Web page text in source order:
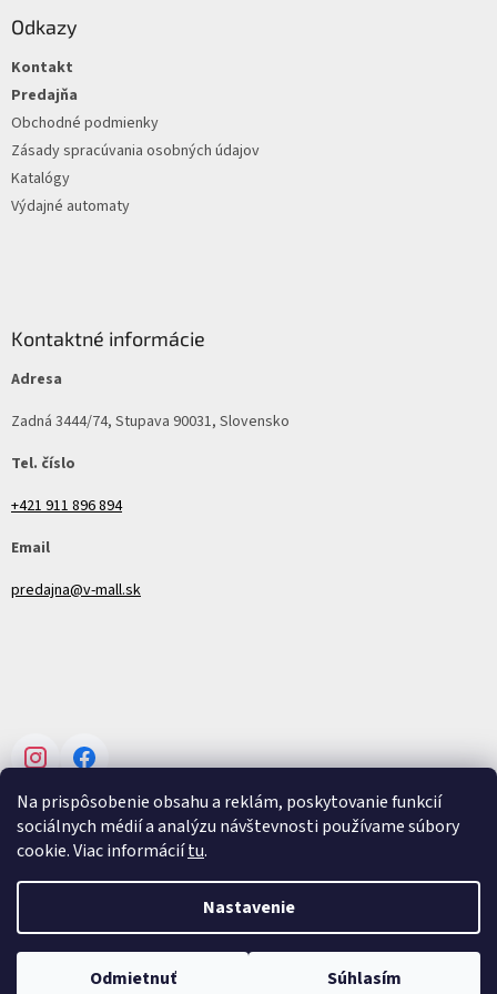
Na prispôsobenie obsahu a reklám, poskytovanie funkcií
sociálnych médií a analýzu návštevnosti používame súbory
cookie. Viac informáciítu.
Nastavenie
Odmietnuť Súhlasím
Odkazy
Kontakt
Predajňa
Obchodné podmienky
Zásady spracúvania osobných údajov
Katalógy
Výdajné automaty
Kontaktné informácie
Adresa
Zadná 3444/74, Stupava 90031, Slovensko
Tel. číslo
+421 911 896 894
Email
predajna@v-mall.sk
InstagramFacebook
Copyright 2026V-mall. Všetky práva vyhradené.Upraviť nastavenie